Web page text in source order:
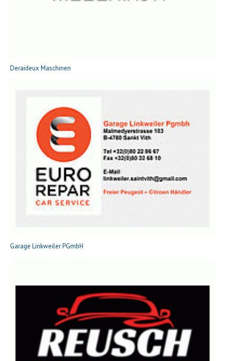
Deraideux Maschinen
Garage Linkweiler PGmbH